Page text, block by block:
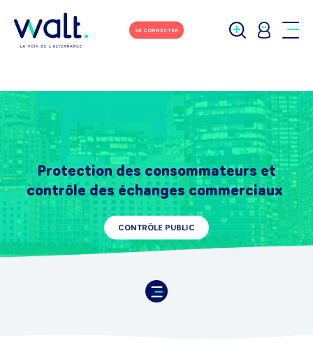
SE CONNECTER
Protection des consommateurs et
contrôle des échanges commerciaux
CONTRÔLE PUBLIC